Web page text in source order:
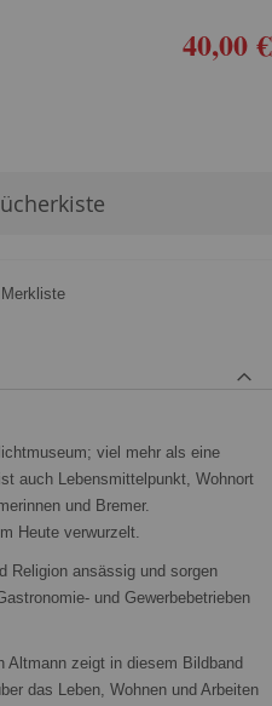
40,00 €
viel mehr als eine
auch Lebensmittelpunkt, Wohnort
und Bremer.
Heute verwurzelt.
Religion ansässig und sorgen
und Gewerbebetrieben
Altmann zeigt in diesem Bildband
das Leben, Wohnen und Arbeiten